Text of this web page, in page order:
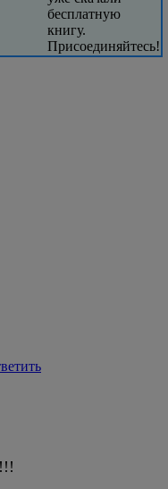
бесплатную
книгу.
Присоединяйтесь!